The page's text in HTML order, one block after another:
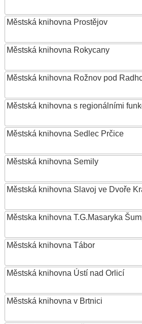
Městská knihovna Prostějov
Městská knihovna Rokycany
Městská knihovna Rožnov pod
Městská knihovna s regionálními
Městská knihovna Sedlec Prčice
Městská knihovna Semily
Městská knihovna Slavoj ve Dvoře
Městska knihovna T.G.Masaryka
Městská knihovna Tábor
Městská knihovna Ústí nad Orlicí
Městská knihovna v Brtnici